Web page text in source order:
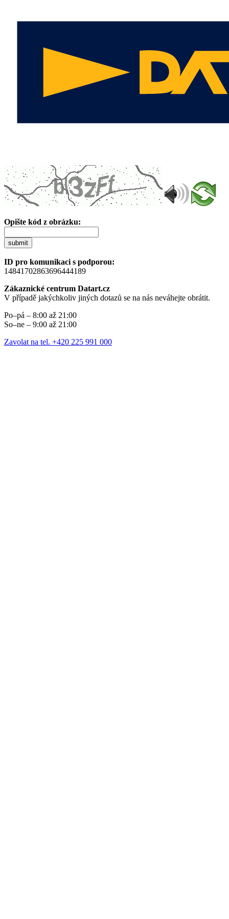
Opište kód z obrázku:
submit
ID pro komunikaci s podporou:
14841702863696444189
Zákaznické centrum Datart.cz
V případě jakýchkoliv jiných dotazů se na nás neváhejte obrátit.
Po–pá – 8:00 až 21:00
So–ne – 9:00 až 21:00
Zavolat na tel. +420 225 991 000